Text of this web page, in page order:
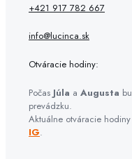
+421 917 782 667
info@lucinca.sk
Otváracie hodiny:
Počas Júla a Augusta
prevádzku.
Aktuálne otváracie
IG.